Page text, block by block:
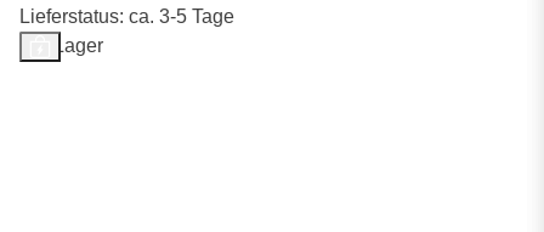
Lieferstatus: ca. 3-5 Tage
Auf Lager